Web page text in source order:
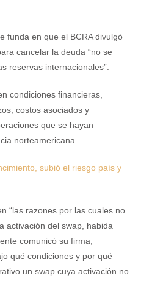
funda en que el BCRA divulgó
cancelar la deuda “no se
reservas internacionales”.
condiciones financieras,
costos asociados y
que se hayan
norteamericana.
subió el riesgo país y
“las razones por las cuales no
activación del swap, habida
comunicó su firma,
qué condiciones y por qué
un swap cuya activación no